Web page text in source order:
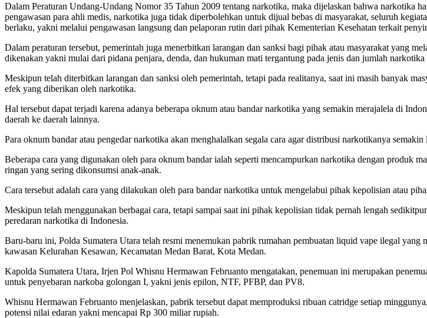
Dalam Peraturan Undang-Undang Nomor 35 Tahun 2009 tentang narkotika, maka dijelaskan bahwa narkotika
pengawasan para ahli medis, narkotika juga tidak diperbolehkan untuk dijual bebas di masyarakat, seluruh
berlaku, yakni melalui pengawasan langsung dan pelaporan rutin dari pihak Kementerian Kesehatan terkait
Dalam peraturan tersebut, pemerintah juga menerbitkan larangan dan sanksi bagi pihak atau masyarakat yang
dikenakan yakni mulai dari pidana penjara, denda, dan hukuman mati tergantung pada jenis dan jumlah
Meskipun telah diterbitkan larangan dan sanksi oleh pemerintah, tetapi pada realitanya, saat ini masih banyak
efek yang diberikan oleh narkotika.
Hal tersebut dapat terjadi karena adanya beberapa oknum atau bandar narkotika yang semakin merajalela di
daerah ke daerah lainnya.
Para oknum bandar atau pengedar narkotika akan menghalalkan segala cara agar distribusi narkotikanya
Beberapa cara yang digunakan oleh para oknum bandar ialah seperti mencampurkan narkotika dengan produk
ringan yang sering dikonsumsi anak-anak.
Cara tersebut adalah cara yang dilakukan oleh para bandar narkotika untuk mengelabui pihak kepolisian atau
Meskipun telah menggunakan berbagai cara, tetapi sampai saat ini pihak kepolisian tidak pernah lengah
peredaran narkotika di Indonesia.
Baru-baru ini, Polda Sumatera Utara telah resmi menemukan pabrik rumahan pembuatan liquid vape ilegal
kawasan Kelurahan Kesawan, Kecamatan Medan Barat, Kota Medan.
Kapolda Sumatera Utara, Irjen Pol Whisnu Hermawan Februanto mengatakan, penemuan ini merupakan
untuk penyebaran narkoba golongan I, yakni jenis epilon, NTF, PFBP, dan PV8.
Whisnu Hermawan Februanto menjelaskan, pabrik tersebut dapat memproduksi ribuan catridge setiap
potensi nilai edaran yakni mencapai Rp 300 miliar rupiah.